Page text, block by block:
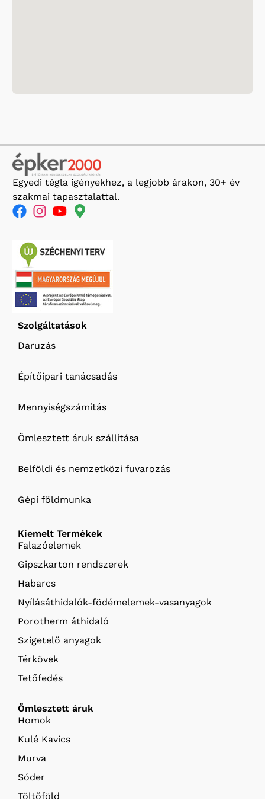
Egyedi tégla igényekhez, a legjobb árakon, 30+ év
szakmai tapasztalattal.
Szolgáltatások
Daruzás
Építőipari tanácsadás
Mennyiségszámítás
Ömlesztett áruk szállítása
Belföldi és nemzetközi fuvarozás
Gépi földmunka
Kiemelt Termékek
Falazóelemek
Gipszkarton rendszerek
Habarcs
Nyílásáthidalók-födémelemek-vasanyagok
Porotherm áthidaló
Szigetelő anyagok
Térkövek
Tetőfedés
Ömlesztett áruk
Homok
Kulé Kavics
Murva
Sóder
Töltőföld